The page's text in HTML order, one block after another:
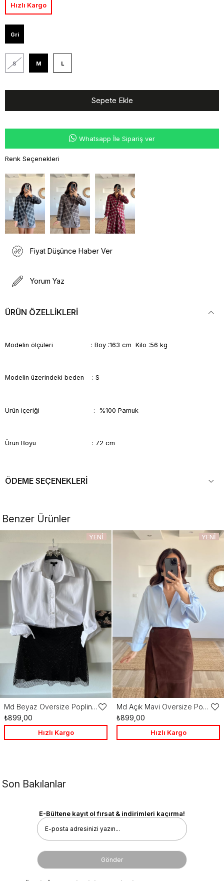
Hızlı Kargo
Gri
S M L
Whatsapp İle Sipariş ver
Renk Seçenekleri
Fiyat Düşünce Haber Ver
Yorum Yaz
ÜRÜN ÖZELLIKLERI
Modelin ölçüleri : Boy :163 cm Kilo :56 kg
Modelin üzerindeki beden : S
Ürün içeriği : %100 Pamuk
Ürün Boyu : 72 cm
ÖDEME SEÇENEKLERI
Benzer Ürünler
YENI
Md Beyaz Oversize Poplin Gömlek
Favorilere
Ekle
₺899,00
Hızlı Kargo
YENI
Md Açık Mavi Oversize Poplin Gömlek
Ekle
₺899,00
Hızlı Kargo
Son Bakılanlar
E-Bültene kayıt ol fırsat & indirimleri kaçırma!
Gönder